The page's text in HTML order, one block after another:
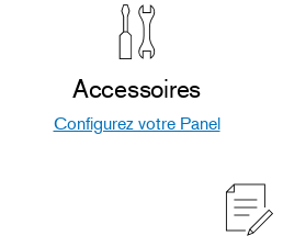
Accessoires
Configurez votre Panel